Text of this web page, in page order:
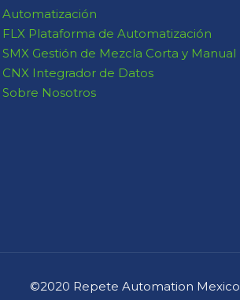
Automatización
FLX Plataforma de Automatización
SMX Gestión de Mezcla Corta y Manual
CNX Integrador de Datos
Sobre Nosotros
©2020 Repete Automation Mexico